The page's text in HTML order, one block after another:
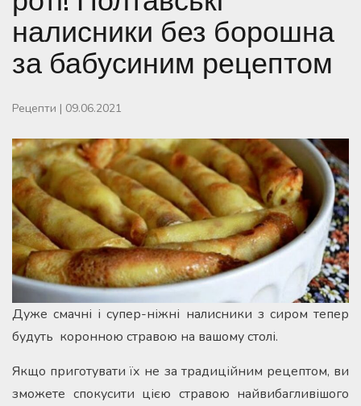
налисники без борошна
за бабусиним рецептом
Рецепти | 09.06.2021
Дуже смачні і супер-ніжні налисники з сиром тепер
будуть коронною стравою на вашому столі.
Якщо приготувати їх не за традиційним рецептом, ви
зможете спокусити цією стравою найвибагливішого